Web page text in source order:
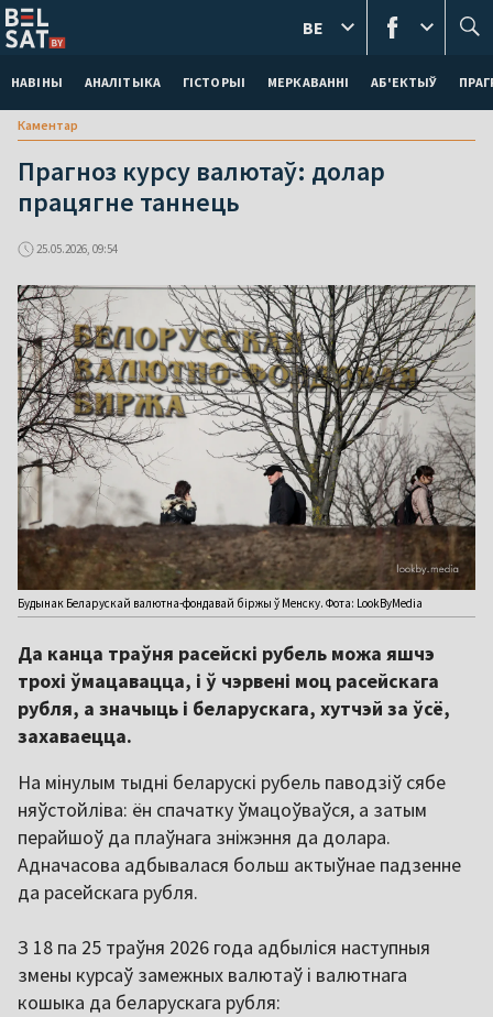
НАВІНЫ АНАЛІТЫКА ГІСТОРЫІ МЕРКАВАННI АБ'ЕКТЫЎ
BE
Каментар
Прагноз курсу валютаў: долар
працягне таннець
25.05.2026, 09:54
Будынак Беларускай валютна-фондавай біржы ў Менску. Фота: LookByMedia
Да канца траўня расейскі рубель можа яшчэ
трохі ўмацавацца, і ў чэрвені моц расейскага
рубля, а значыць і беларускага, хутчэй за ўсё,
захаваецца.
На мінулым тыдні беларускі рубель паводзіў сябе
няўстойліва: ён спачатку ўмацоўваўся, а затым
перайшоў да плаўнага зніжэння да долара.
Адначасова адбывалася больш актыўнае падзенне
да расейскага рубля.
З 18 па 25 траўня 2026 года адбыліся наступныя
змены курсаў замежных валютаў і валютнага
кошыка да беларускага рубля: